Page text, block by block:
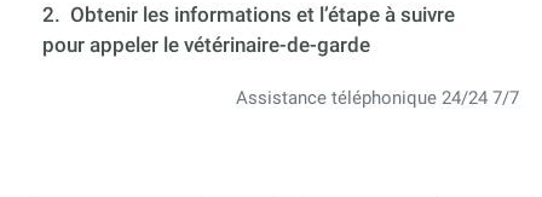
2. Obtenir les informations et l’étape à suivre
pour appeler le vétérinaire-de-garde
Assistance téléphonique 24/24 7/7